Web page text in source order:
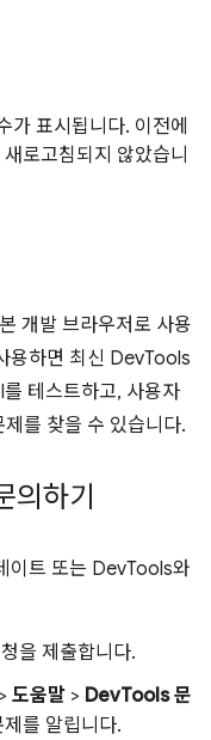
가 표시됩니다. 이전에
로고침되지 않았습니
개발 브라우저로 사용
용하면 최신 DevTools
테스트하고, 사용자
를 찾을 수 있습니다.
의하기
이트 또는 DevTools와
을 제출합니다.
> 도움말 > DevTools 문
를 알립니다.